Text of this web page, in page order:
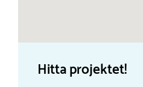
Hitta projektet!